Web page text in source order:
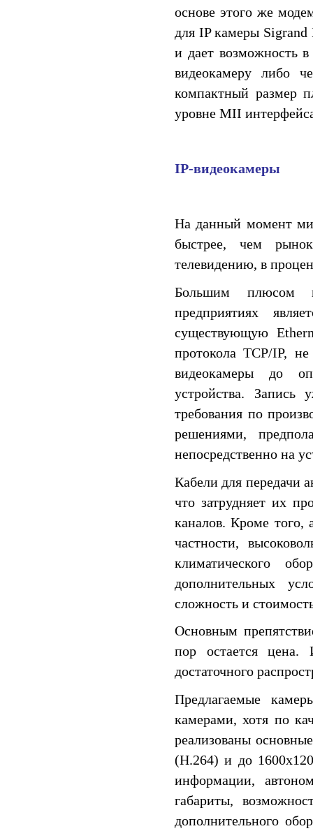
основе этого же
для IP камеры
и дает возможность
видеокамеру либо
компактный размер
уровне MII
IP-видеокамеры
На данный момент
быстрее, чем
телевидению, в
Большим плюсом
предприятиях
существующую
протокола TCP/IP,
видеокамеры до
устройства. Запись
требования по
решениями,
непосредственно на
Кабели для передачи
что затрудняет их
каналов. Кроме того,
частности,
климатического
дополнительных
сложность и
Основным
пор остается цена.
достаточного
Предлагаемые
камерами, хотя по
реализованы
(H.264) и до
информации,
габариты,
дополнительного